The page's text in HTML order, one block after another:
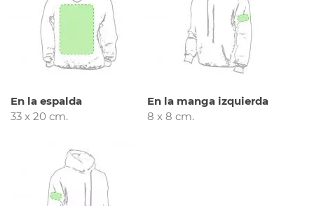
En la espalda
33 x 20 cm.
En la manga izquierda
8 x 8 cm.